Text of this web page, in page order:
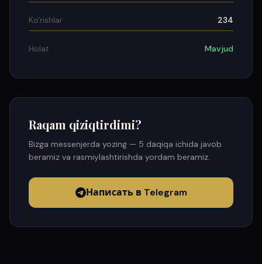
Ko'rishlar 234
Holat Mavjud
Raqam qiziqtirdimi?
Bizga messenjerda yozing — 5 daqiqa ichida javob
beramiz va rasmiylashtirishda yordam beramiz.
Написать в Telegram